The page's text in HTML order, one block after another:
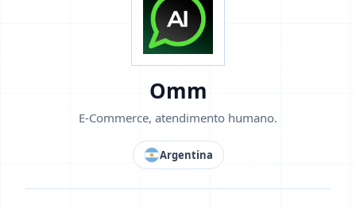
Omm
E-Commerce, atendimento humano.
Argentina